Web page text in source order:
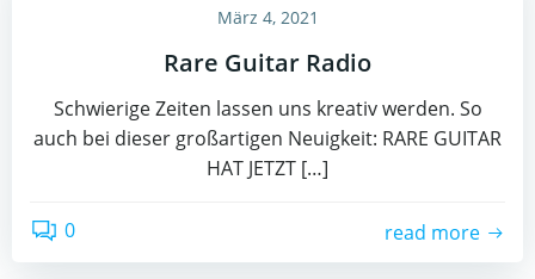
März 4, 2021
Rare Guitar Radio
Schwierige Zeiten lassen uns kreativ werden. So
auch bei dieser großartigen Neuigkeit: RARE GUITAR
HAT JETZT […]
0 read more